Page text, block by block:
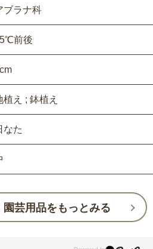
ブラナ科
前後
植え ; 鉢植え
なた
園芸用品をもっとみる